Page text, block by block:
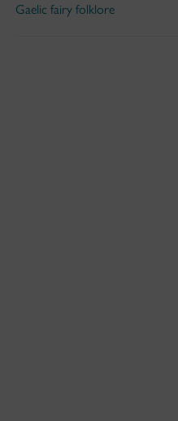
Gaelic fairy folklore